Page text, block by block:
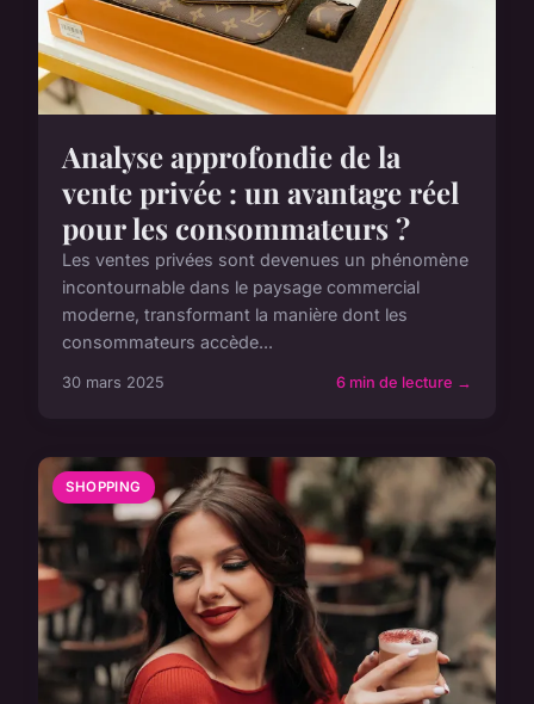
Analyse approfondie de la
vente privée : un avantage réel
pour les consommateurs ?
Les ventes privées sont devenues un phénomène
incontournable dans le paysage commercial
moderne, transformant la manière dont les
consommateurs accède...
30 mars 2025 6 min de lecture →
SHOPPING